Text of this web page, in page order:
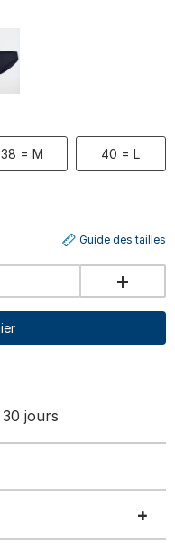
38 = M 40 = L
Guide des tailles
+
jours